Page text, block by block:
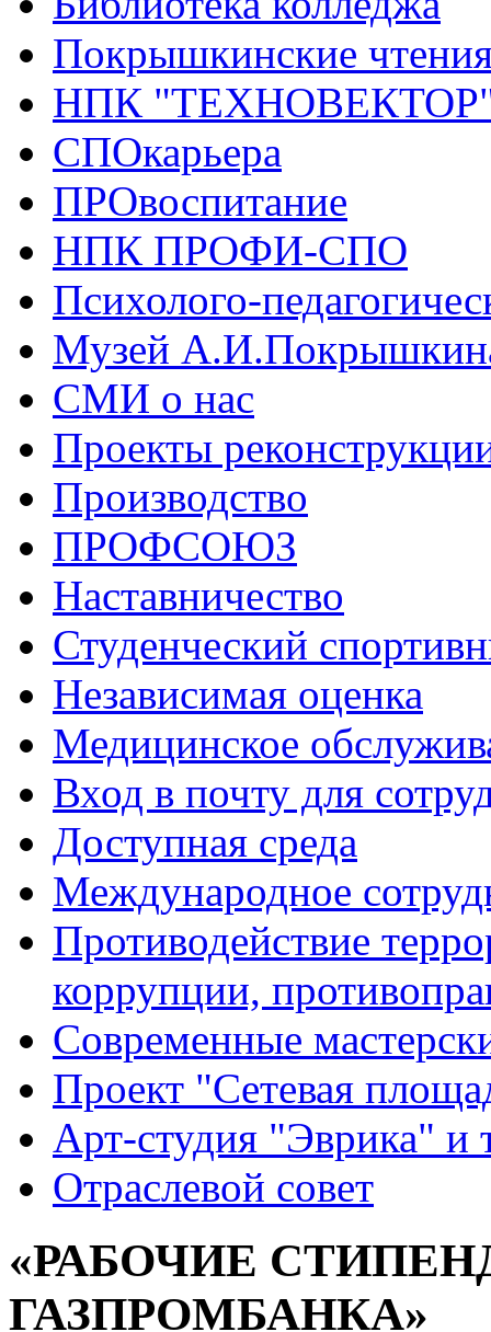
Покрышкинские
НПК
СПОкарьера
ПРОвоспитание
НПК ПРОФИ-СПО
Психолого-
Музей
СМИ о нас
Проекты
Производство
ПРОФСОЮЗ
Наставничество
Студенческий
Независимая оценка
Медицинское
Вход в почту для
Доступная среда
Международное
Противодействие
коррупции,
Современные
Проект "Сетевая
Арт-студия "Эврика" и
Отраслевой совет
«РАБОЧИЕ
ГАЗПРОМБАНКА»